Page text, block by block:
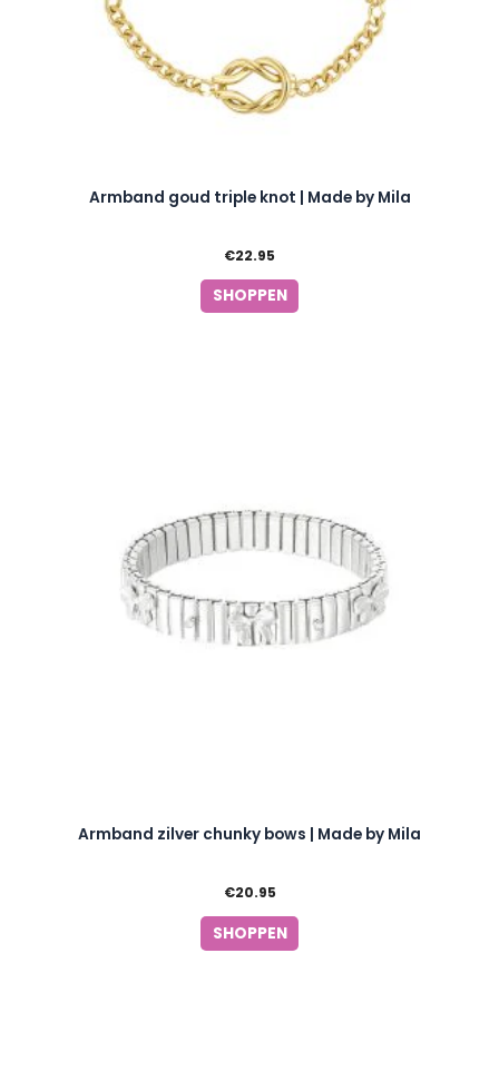
Armband goud triple knot | Made by Mila
€22.95
SHOPPEN
Armband zilver chunky bows | Made by Mila
€20.95
SHOPPEN